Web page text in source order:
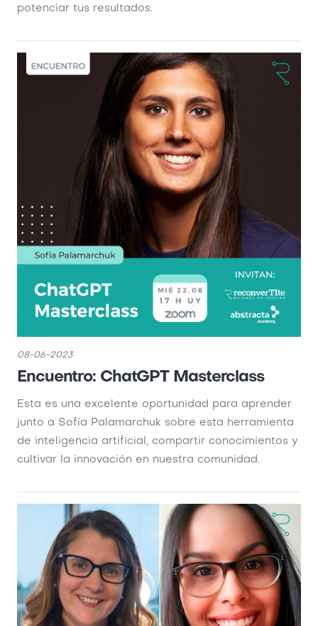
potenciar tus resultados.
08-06-2023
Encuentro: ChatGPT Masterclass
Esta es una excelente oportunidad para aprender
junto a Sofía Palamarchuk sobre esta herramienta
de inteligencia artificial, compartir conocimientos y
cultivar la innovación en nuestra comunidad.